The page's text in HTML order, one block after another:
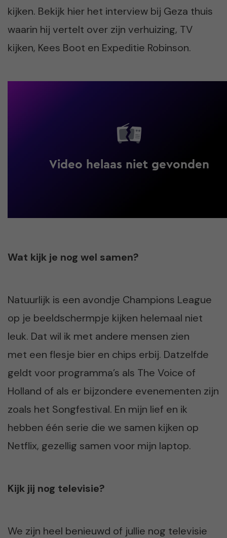
kijken. Bekijk hier het interview bij Geza thuis
waarin hij vertelt over zijn verhuizing, TV
kijken, Kees Boot en Expeditie Robinson.
Wat kijk je nog wel samen?
Natuurlijk is een avondje Champions League
op je beeldschermpje kijken helemaal niet
leuk. Dat wil ik met andere mensen zien
met een flesje bier en chips erbij. Datzelfde
geldt voor programma’s als The Voice of
Holland of als er bijzondere evenementen zijn
zoals het Songfestival. En mijn lief en ik
hebben één serie die we samen kijken op
Netflix, gezellig samen voor mijn laptop.
Kijk jij nog televisie?
We zijn heel benieuwd of jullie nog televisie